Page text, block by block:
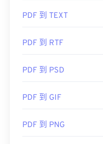
PDF 到 TEXT
PDF 到 RTF
PDF 到 PSD
PDF 到 GIF
PDF 到 PNG